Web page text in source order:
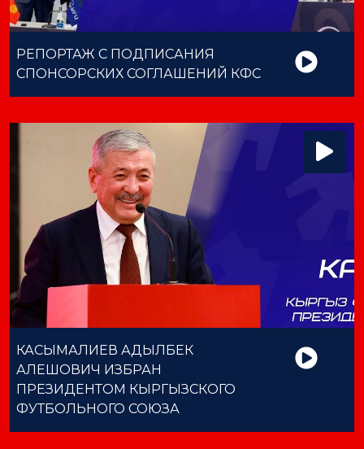
РЕПОРТАЖ С ПОДПИСАНИЯ
СПОНСОРСКИХ СОГЛАШЕНИЙ КФС
КАСЫМАЛИЕВ АДЫЛБЕК
АЛЕШОВИЧ ИЗБРАН
ПРЕЗИДЕНТОМ КЫРГЫЗСКОГО
ФУТБОЛЬНОГО СОЮЗА